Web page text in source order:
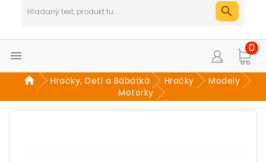

0
Hračky, Deti a Bábätká Hračky
Modely
Motorky